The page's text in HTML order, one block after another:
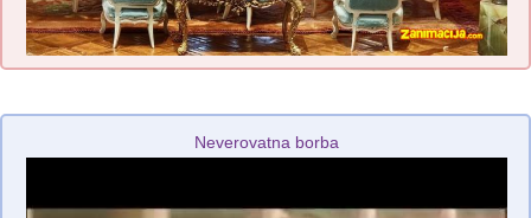
Neverovatna borba